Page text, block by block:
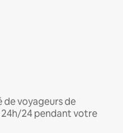
de voyageurs de
24 pendant votre